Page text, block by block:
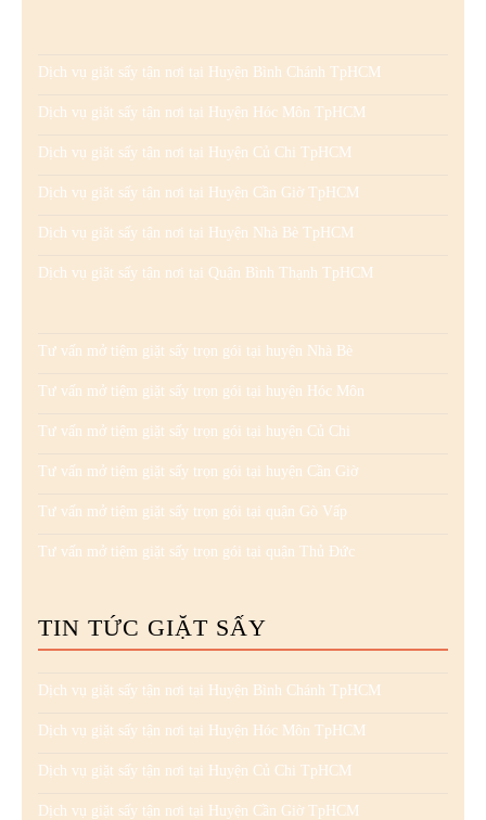
Dịch vụ giặt sấy tận nơi tại Huyện Bình Chánh TpHCM
Dịch vụ giặt sấy tận nơi tại Huyện Hóc Môn TpHCM
Dịch vụ giặt sấy tận nơi tại Huyện Củ Chi TpHCM
Dịch vụ giặt sấy tận nơi tại Huyện Cần Giờ TpHCM
Dịch vụ giặt sấy tận nơi tại Huyện Nhà Bè TpHCM
Dịch vụ giặt sấy tận nơi tại Quận Bình Thạnh TpHCM
Tư vấn mở tiệm giặt sấy trọn gói tại huyện Nhà Bè
Tư vấn mở tiệm giặt sấy trọn gói tại huyện Hóc Môn
Tư vấn mở tiệm giặt sấy trọn gói tại huyện Củ Chi
Tư vấn mở tiệm giặt sấy trọn gói tại huyện Cần Giờ
Tư vấn mở tiệm giặt sấy trọn gói tại quận Gò Vấp
Tư vấn mở tiệm giặt sấy trọn gói tại quận Thủ Đức
TIN TỨC GIẶT SẤY
Dịch vụ giặt sấy tận nơi tại Huyện Bình Chánh TpHCM
Dịch vụ giặt sấy tận nơi tại Huyện Hóc Môn TpHCM
Dịch vụ giặt sấy tận nơi tại Huyện Củ Chi TpHCM
Dịch vụ giặt sấy tận nơi tại Huyện Cần Giờ TpHCM